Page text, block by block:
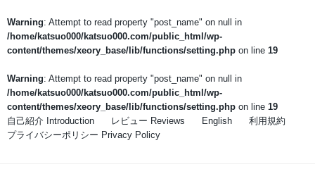
Warning: Attempt to read property "post_name" on null in
/home/katsuo000/katsuo000.com/public_html/wp-
content/themes/xeory_base/lib/functions/setting.php on line 19
Warning: Attempt to read property "post_name" on null in
/home/katsuo000/katsuo000.com/public_html/wp-
content/themes/xeory_base/lib/functions/setting.php on line 19
自己紹介 Introduction
レビュー Reviews English
利用規約
プライバシーポリシー Privacy Policy